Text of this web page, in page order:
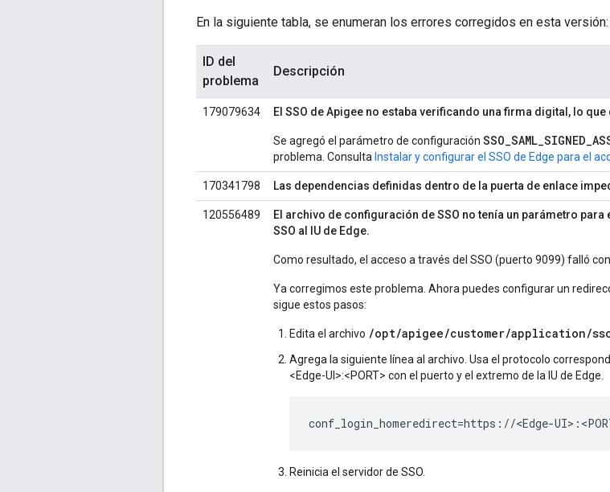
En la siguiente tabla, se enumeran los errores corregidos en esta versión:
ID del
problema
Descripción
179079634 El SSO de Apigee no estaba verificando una firma digital, lo
Se agregó el parámetro de configuración
problema. Consulta Instalar y configurar el SSO de Edge para el
170341798 Las dependencias definidas dentro de la puerta de enlace
120556489
El archivo de configuración de SSO no tenía un parámetro
SSO al IU de Edge.
Como resultado, el acceso a través del SSO (puerto 9099) falló
Ya corregimos este problema. Ahora puedes configurar un
sigue estos pasos:
Edita el archivo /opt/apigee/customer/application/
Agrega la siguiente línea al archivo. Usa el protocolo
<Edge-UI>:<PORT> con el puerto y el extremo de la IU de Edge.
conf_login_homeredirect=https://<Edge-
Reinicia el servidor de SSO.